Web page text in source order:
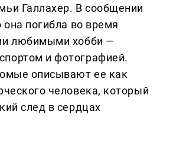
Галлахер. В сообщении
она погибла во время
любимыми хобби —
и фотографией.
описывают ее как
человека, который
след в сердцах